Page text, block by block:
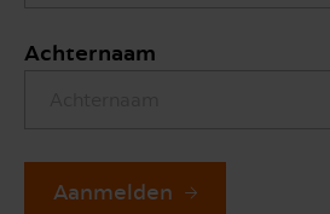
Achternaam
Aanmelden